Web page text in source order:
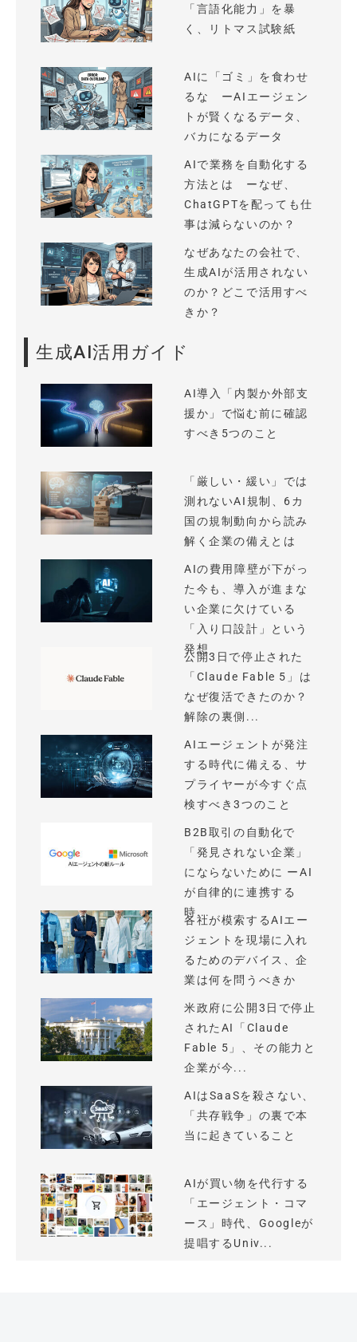
「言語化能力」を暴
く、リトマス試験紙
AIに「ゴミ」を食わせ
るな ーAIエージェン
トが賢くなるデータ、
バカになるデータ
AIで業務を自動化する
方法とは ーなぜ、
ChatGPTを配っても仕
事は減らないのか？
なぜあなたの会社で、
生成AIが活用されない
のか？どこで活用すべ
きか？
生成AI活用ガイド
AI導入「内製か外部支
援か」で悩む前に確認
すべき5つのこと
「厳しい・緩い」では
測れないAI規制、6カ
国の規制動向から読み
解く企業の備えとは
AIの費用障壁が下がっ
た今も、導入が進まな
い企業に欠けている
「入り口設計」という
発想
公開3日で停止された
「Claude Fable 5」は
なぜ復活できたのか？
解除の裏側...
AIエージェントが発注
する時代に備える、サ
プライヤーが今すぐ点
検すべき3つのこと
B2B取引の自動化で
「発見されない企業」
にならないために ーAI
が自律的に連携する
時...
各社が模索するAIエー
ジェントを現場に入れ
るためのデバイス、企
業は何を問うべきか
米政府に公開3日で停止
されたAI「Claude
Fable 5」、その能力と
企業が今...
AIはSaaSを殺さない、
「共存戦争」の裏で本
当に起きていること
AIが買い物を代行する
「エージェント・コマ
ース」時代、Googleが
提唱するUniv...